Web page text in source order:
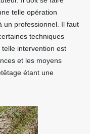
telle opération
un professionnel. Il faut
techniques
intervention est
et les moyens
étant une